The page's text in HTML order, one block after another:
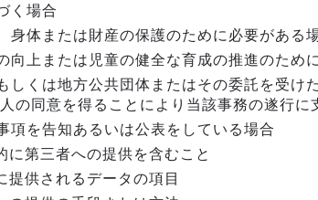
く場合
身体または財産の保護のために必要がある
向上または児童の健全な育成の推進のため
しくは地方公共団体またはその委託を受け
の同意を得ることにより当該事務の遂行に
項を告知あるいは公表をしている場合
に第三者への提供を含むこと
提供されるデータの項目